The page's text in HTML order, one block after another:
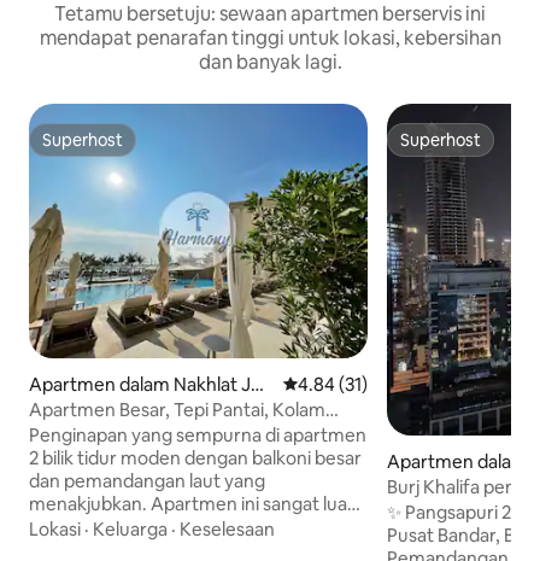
Tetamu bersetuju: sewaan apartmen berservis ini
mendapat penarafan tinggi untuk lokasi, kebersihan
dan banyak lagi.
Superhost
Superhost
Apartmen dalam Nakhlat Ju
meira
Penarafan purata 4.84
4.84 (31)
Apartmen Besar, Tepi Pantai, Kolam
Renang di Palm Jumeirah
Penginapan yang sempurna di apartmen
2 bilik tidur moden dengan balkoni besar
dan pemandangan laut yang
menakjubkan. Apartmen ini sangat luas
(2150 kaki persegi!) dan mempunyai
Lokasi · Keluarga · Keselesaan
Superhost
Superhost
Apartmen dalam
y
Burj Khalifa
ke Dubai Mall
✨ Pangsapuri
Pusat Bandar,